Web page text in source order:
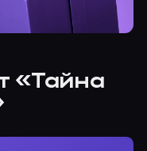
«Тайна